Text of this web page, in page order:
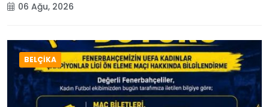
06 Ağu, 2026
BELÇİKA